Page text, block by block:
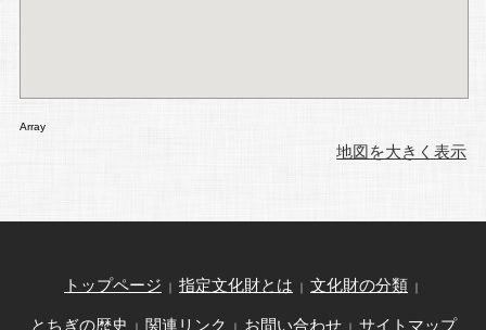
Array
地図を大きく表示
トップページ ｜ 指定文化財とは ｜ 文化財の分類 ｜
とちぎの歴史 ｜ 関連リンク ｜ お問い合わせ｜ サイトマップ